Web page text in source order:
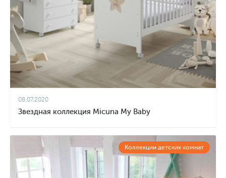
08.07.2020
Звездная коллекция Micuna My Baby
Коллекции детских комнат